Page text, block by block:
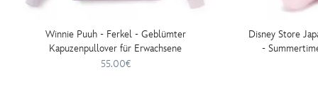
Winnie Puuh - Ferkel - Geblümter
Kapuzenpullover für Erwachsene
55.00€
Disney Store
-